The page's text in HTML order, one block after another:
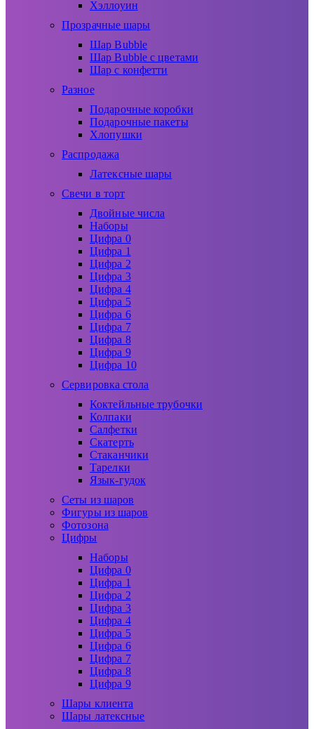
Хэллоуин
Прозрачные шары
Шар Bubble
Шар Bubble с цветами
Шар с конфетти
Разное
Подарочные коробки
Подарочные пакеты
Хлопушки
Распродажа
Латексные шары
Свечи в торт
Двойные числа
Наборы
Цифра 0
Цифра 1
Цифра 2
Цифра 3
Цифра 4
Цифра 5
Цифра 6
Цифра 7
Цифра 8
Цифра 9
Цифра 10
Сервировка стола
Коктейльные трубочки
Колпаки
Салфетки
Скатерть
Стаканчики
Тарелки
Язык-гудок
Сеты из шаров
Фигуры из шаров
Фотозона
Цифры
Наборы
Цифра 0
Цифра 1
Цифра 2
Цифра 3
Цифра 4
Цифра 5
Цифра 6
Цифра 7
Цифра 8
Цифра 9
Шары клиента
Шары латексные